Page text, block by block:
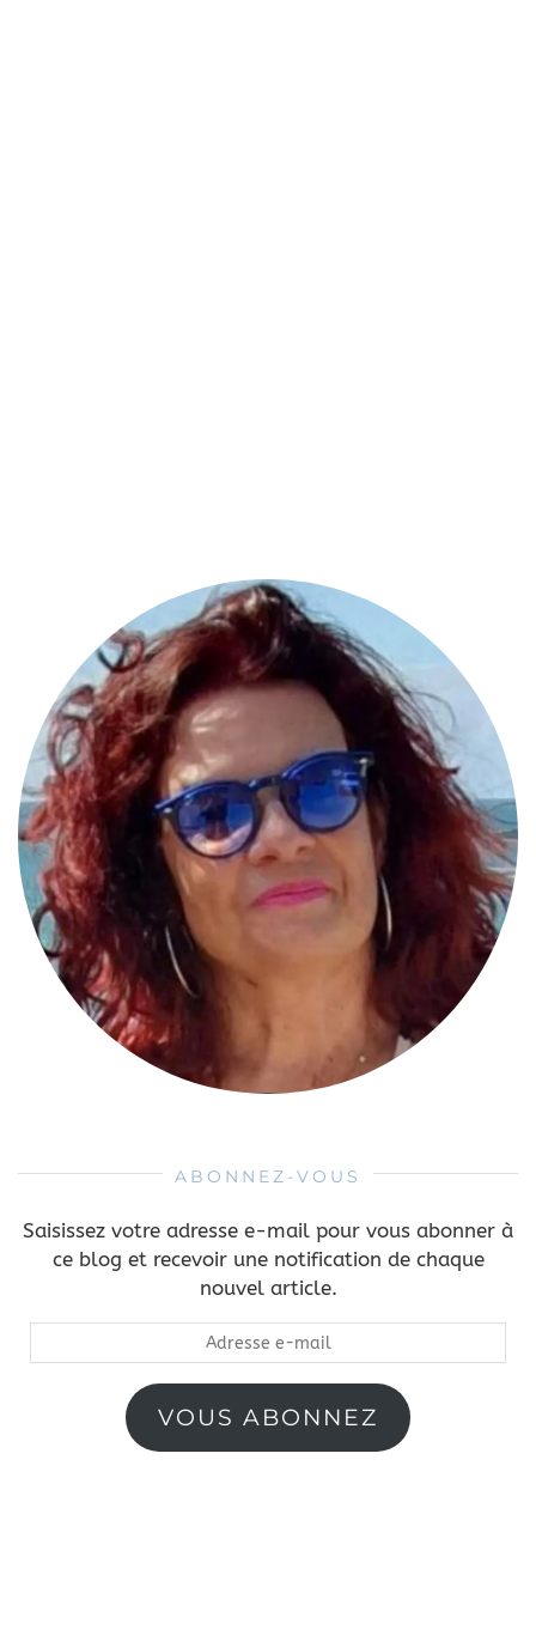
ABONNEZ-VOUS
Saisissez votre adresse e-mail pour vous abonner à
ce blog et recevoir une notification de chaque
nouvel article.
e-
VOUS ABONNEZ